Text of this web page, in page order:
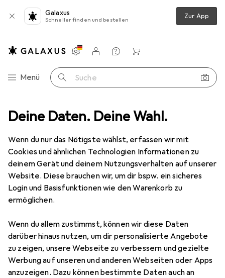
Deine Daten. Deine Wahl.
Wenn du nur das Nötigste wählst, erfassen wir mit
Cookies und ähnlichen Technologien Informationen zu
deinem Gerät und deinem Nutzungsverhalten auf unserer
Website. Diese brauchen wir, um dir bspw. ein sicheres
Login und Basisfunktionen wie den Warenkorb zu
ermöglichen.
Wenn du allem zustimmst, können wir diese Daten
darüber hinaus nutzen, um dir personalisierte Angebote
zu zeigen, unsere Webseite zu verbessern und gezielte
Werbung auf unseren und anderen Webseiten oder Apps
anzuzeigen. Dazu können bestimmte Daten auch an
Galaxus
Schneller finden und bestellen Zur App
Navigation nach Kategorien
Menü Suche
Einstellungen
Kundenkonto
Vergleichslisten
Merklisten
Warenkorb
Smartphone Schutzfolie Dipos Displayschutz Anti-Shock
8 Bilder
DiposDisplayschutz Anti-Shock
Preis in EUR inkl. MwSt.
EUR
8,89
Bewertungen Marke
Mehr von Dipos